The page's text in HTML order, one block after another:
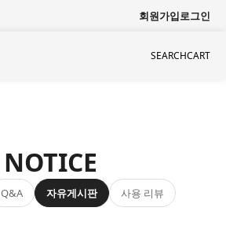
회원가입로그인
SEARCHCART
NOTICE
Q&A 자유게시판 사용 리뷰